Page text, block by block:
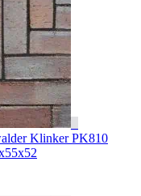
Klinker PK810